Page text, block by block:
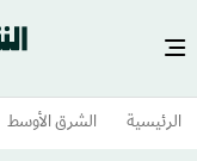
الرئيسية الشرق الأوسط​